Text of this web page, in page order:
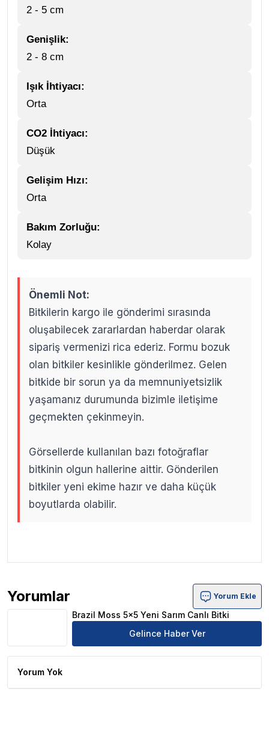
2 - 5 cm
Genişlik:
2 - 8 cm
Işık İhtiyacı:
Orta
CO2 İhtiyacı:
Düşük
Gelişim Hızı:
Orta
Bakım Zorluğu:
Kolay
Önemli Not:
Bitkilerin kargo ile gönderimi sırasında
oluşabilecek zararlardan haberdar olarak
sipariş vermenizi rica ederiz. Formu bozuk
olan bitkiler kesinlikle gönderilmez. Gelen
bitkide bir sorun ya da memnuniyetsizlik
yaşamanız durumunda bizimle iletişime
geçmekten çekinmeyin.
Görsellerde kullanılan bazı fotoğraflar
bitkinin olgun hallerine aittir. Gönderilen
bitkiler yeni ekime hazır ve daha küçük
boyutlarda olabilir.
Yorumlar
Brazil Moss 5x5 Yeni Sarım Canlı Bitki Ürün Yorumları
Yorum Ekle
Brazil Moss 5x5 Yeni Sarım Canlı Bitki
Gelince Haber Ver
Yorum Yok